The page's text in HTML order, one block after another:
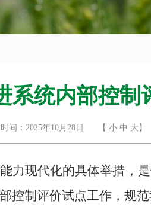
系统内部控制
间：2025年10月28日 【 小 中 大 】
力现代化的具体举措，
控制评价试点工作，规